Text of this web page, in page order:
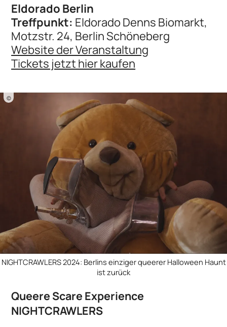
Eldorado Berlin
Treffpunkt: Eldorado Denns Biomarkt,
Motzstr. 24, Berlin Schöneberg
Website der Veranstaltung
Tickets jetzt hier kaufen
©
NIGHTCRAWLERS 2024: Berlins einziger queerer Halloween Haunt
ist zurück
Queere Scare Experience
NIGHTCRAWLERS